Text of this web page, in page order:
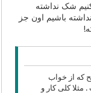
شک نداشته
باشیم اون جز
که از خواب
مثلا کلی کار و